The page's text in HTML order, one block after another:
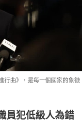
行曲》，是每一個國家的象徵
員犯低級人為錯